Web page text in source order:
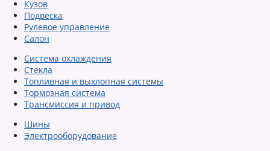
Кузов
Подвеска
Рулевое управление
Салон
Система охлаждения
Стекла
Топливная и выхлопная системы
Тормозная система
Трансмиссия и привод
Шины
Электрооборудование